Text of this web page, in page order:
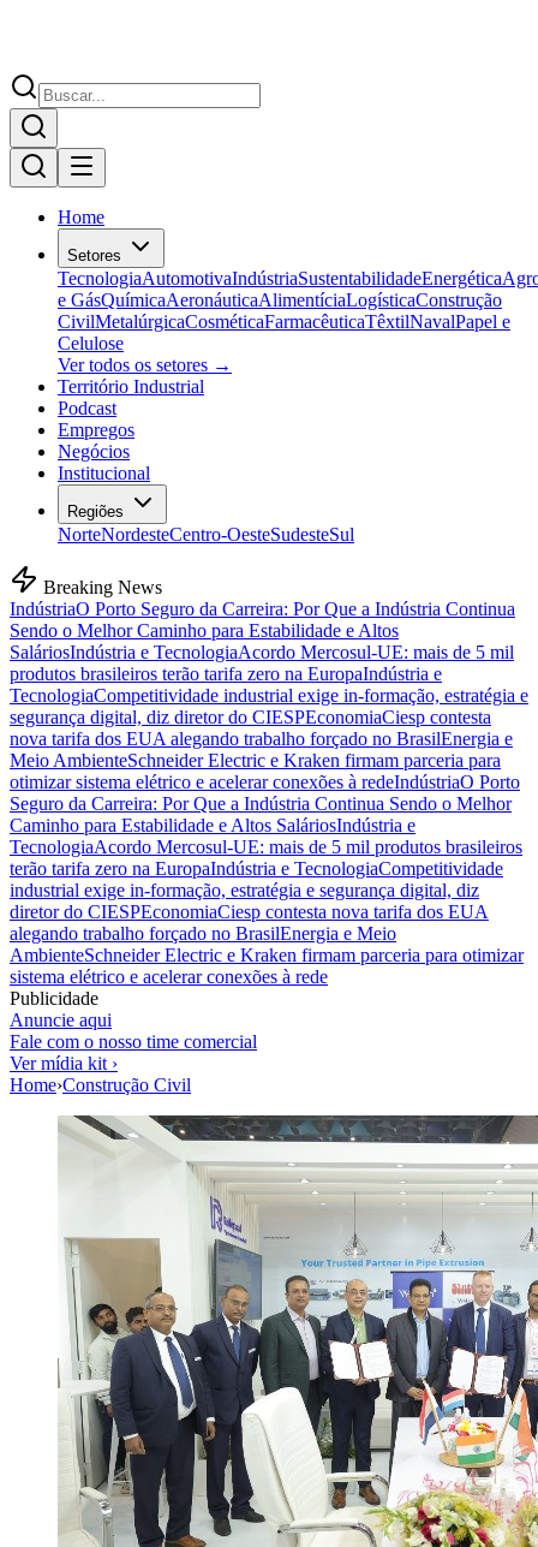
Home
Setores
TecnologiaAutomotivaIndústriaSustentabilidadeEnergética
e GásQuímicaAeronáuticaAlimentíciaLogísticaConstrução
CivilMetalúrgicaCosméticaFarmacêuticaTêxtilNavalPapel e
Celulose
Ver todos os setores →
Território Industrial
Podcast
Empregos
Negócios
Institucional
Regiões
NorteNordesteCentro-OesteSudesteSul
Breaking News
IndústriaO Porto Seguro da Carreira: Por Que a Indústria Continua
Sendo o Melhor Caminho para Estabilidade e Altos
SaláriosIndústria e TecnologiaAcordo Mercosul-UE: mais de 5 mil
produtos brasileiros terão tarifa zero na EuropaIndústria e
TecnologiaCompetitividade industrial exige in-formação, estratégia e
segurança digital, diz diretor do CIESPEconomiaCiesp contesta
nova tarifa dos EUA alegando trabalho forçado no BrasilEnergia e
Meio AmbienteSchneider Electric e Kraken firmam parceria para
otimizar sistema elétrico e acelerar conexões à redeIndústriaO Porto
Seguro da Carreira: Por Que a Indústria Continua Sendo o Melhor
Caminho para Estabilidade e Altos SaláriosIndústria e
TecnologiaAcordo Mercosul-UE: mais de 5 mil produtos brasileiros
terão tarifa zero na EuropaIndústria e TecnologiaCompetitividade
industrial exige in-formação, estratégia e segurança digital, diz
diretor do CIESPEconomiaCiesp contesta nova tarifa dos EUA
alegando trabalho forçado no BrasilEnergia e Meio
AmbienteSchneider Electric e Kraken firmam parceria para otimizar
sistema elétrico e acelerar conexões à rede
Publicidade
Anuncie aqui
Fale com o nosso time comercial
Ver mídia kit ›
Home›Construção Civil